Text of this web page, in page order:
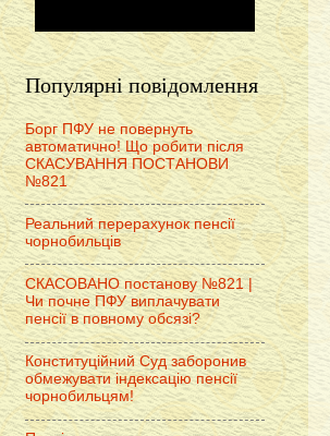
Популярні повідомлення
Борг ПФУ не повернуть
автоматично! Що робити після
СКАСУВАННЯ ПОСТАНОВИ
№821
Реальний перерахунок пенсії
чорнобильців
СКАСОВАНО постанову №821 |
Чи почне ПФУ виплачувати
пенсії в повному обсязі?
Конституційний Суд заборонив
обмежувати індексацію пенсії
чорнобильцям!